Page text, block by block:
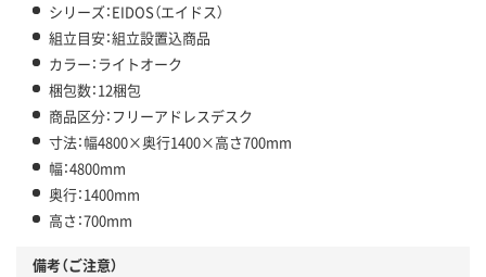
シリーズ：EIDOS（エイドス）
組立目安：組立設置込商品
カラー：ライトオーク
梱包数：12梱包
商品区分：フリーアドレスデスク
寸法：幅4800×奥行1400×高さ700mm
幅：4800mm
奥行：1400mm
高さ：700mm
備考（ご注意）